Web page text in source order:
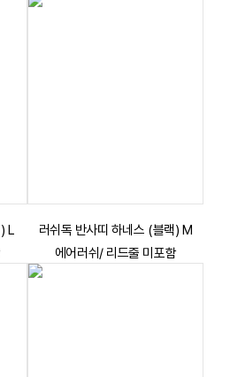
L
러쉬독 반사띠 하네스 (블랙) M
에어러쉬/ 리드줄 미포함